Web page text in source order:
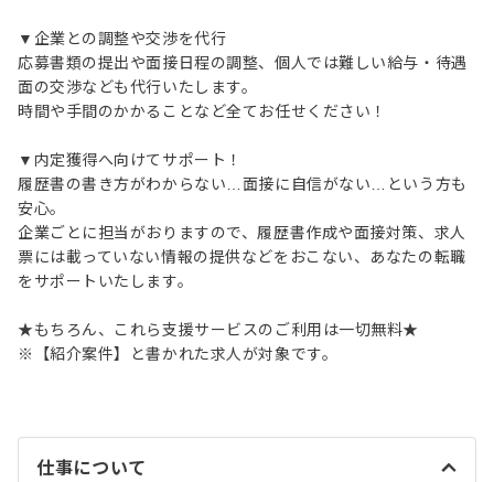
▼企業との調整や交渉を代行
応募書類の提出や面接日程の調整、個人では難しい給与・待遇
面の交渉なども代行いたします。
時間や手間のかかることなど全てお任せください！
▼内定獲得へ向けてサポート！
履歴書の書き方がわからない…面接に自信がない…という方も
安心。
企業ごとに担当がおりますので、履歴書作成や面接対策、求人
票には載っていない情報の提供などをおこない、あなたの転職
をサポートいたします。
★もちろん、これら支援サービスのご利用は一切無料★
※【紹介案件】と書かれた求人が対象です。
仕事について